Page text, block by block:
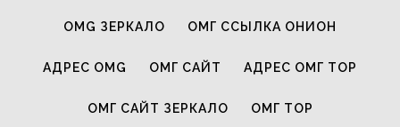
OMG ЗЕРКАЛО ОМГ ССЫЛКА ОНИОН
АДРЕС OMG ОМГ САЙТ АДРЕС ОМГ ТОР
ОМГ САЙТ ЗЕРКАЛО ОМГ ТОР